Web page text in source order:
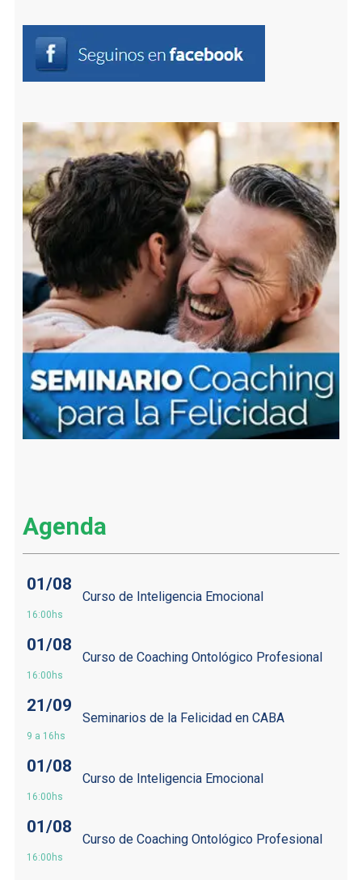
Agenda
01/08
16:00hs
Curso de Inteligencia Emocional
01/08
16:00hs
Curso de Coaching Ontológico Profesional
21/09
9 a 16hs
Seminarios de la Felicidad en CABA
01/08
16:00hs
Curso de Inteligencia Emocional
01/08
16:00hs
Curso de Coaching Ontológico Profesional